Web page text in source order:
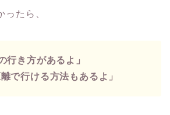
ったら、
行き方があるよ」
で行ける方法もあるよ」